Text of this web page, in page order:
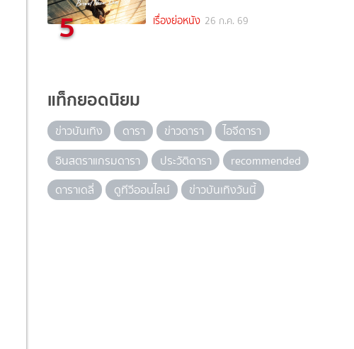
5 เรื่องย่อหนัง 26 ก.ค. 69
แท็กยอดนิยม
ข่าวบันเทิง ดารา ข่าวดารา
ไอจีดารา
อินสตราแกรมดารา
ประวัติดารา
recommended
ดาราเดลี่
ดูทีวีออนไลน์ ข่าวบันเทิงวันนี้